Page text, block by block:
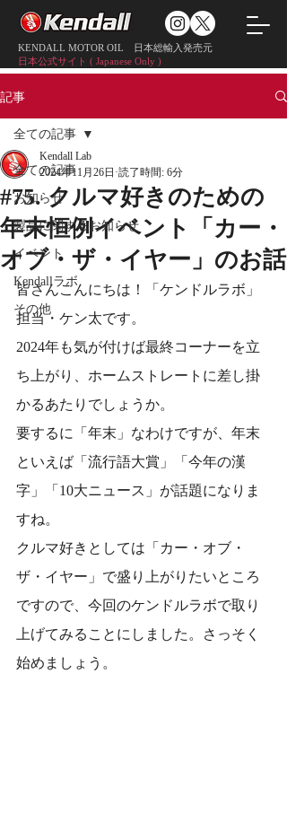
KENDALL MOTOR OIL 日本総輸入発売元
日本公式サイト ( Japanese Only )
記事
全ての記事
お知らせ
製品に関するお知らせ
イベント
Kendallラボ
その他
全ての記事
#75. クルマ好きのための
年末恒例イベント「カー・
オブ・ザ・イヤー」のお話
Kendall Lab
2024年11月26日
読了時間: 6分
皆さんこんにちは！「ケンドルラボ」
担当・ケン太です。
2024年も気が付けば最終コーナーを立
ち上がり、ホームストレートに差し掛
かるあたりでしょうか。
要するに「年末」なわけですが、年末
といえば「流行語大賞」「今年の漢
字」「10大ニュース」が話題になりま
すね。
クルマ好きとしては「カー・オブ・
ザ・イヤー」で盛り上がりたいところ
ですので、今回のケンドルラボで取り
上げてみることにしました。さっそく
始めましょう。